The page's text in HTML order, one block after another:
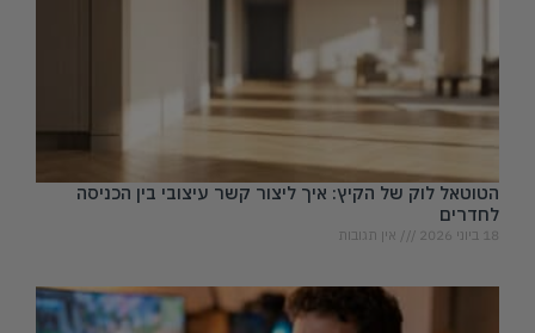
הטוטאל לוק של הקיץ: איך ליצור קשר עיצובי בין הכניסה
לחדרים
18 ביוני 2026 אין תגובות